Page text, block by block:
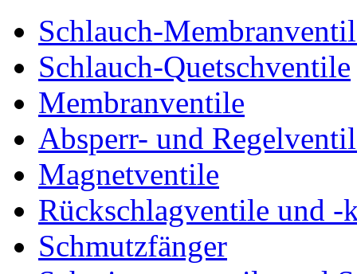
Schlauch-
Schlauch-Quetschventile
Membranventile
Absperr- und
Magnetventile
Rückschlagventile und -
Schmutzfänger